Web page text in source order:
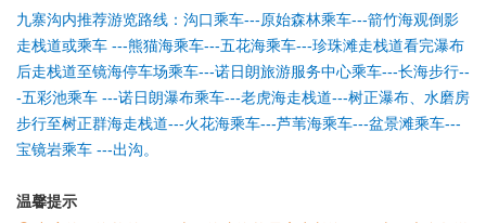
九寨沟内推荐游览路线：沟口乘车---原始森林乘车---箭竹海观倒影
走栈道或乘车 ---熊猫海乘车---五花海乘车---珍珠滩走栈道看完瀑布
后走栈道至镜海停车场乘车---诺日朗旅游服务中心乘车---长海步行--
-五彩池乘车 ---诺日朗瀑布乘车---老虎海走栈道---树正瀑布、水磨房
步行至树正群海走栈道---火花海乘车---芦苇海乘车---盆景滩乘车---
宝镜岩乘车 ---出沟。
温馨提示